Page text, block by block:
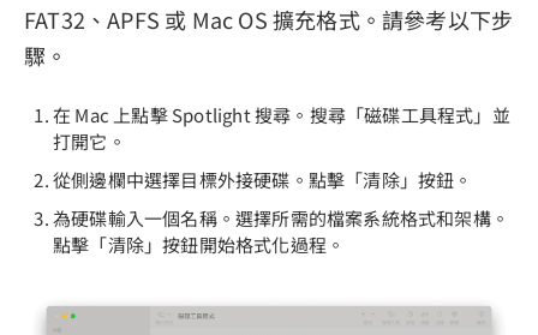
FAT32、APFS 或 Mac OS 擴充格式。請參考以下步
驟。
在 Mac 上點擊 Spotlight 搜尋。搜尋「磁碟工具程式」並
打開它。
從側邊欄中選擇目標外接硬碟。點擊「清除」按鈕。
為硬碟輸入一個名稱。選擇所需的檔案系統格式和架構。
點擊「清除」按鈕開始格式化過程。